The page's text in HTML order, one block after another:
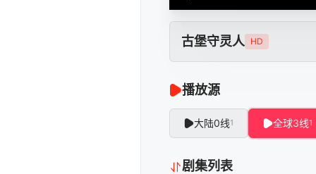
古堡守灵人 HD
播放源
大陆0线1 全球3线1
剧集列表